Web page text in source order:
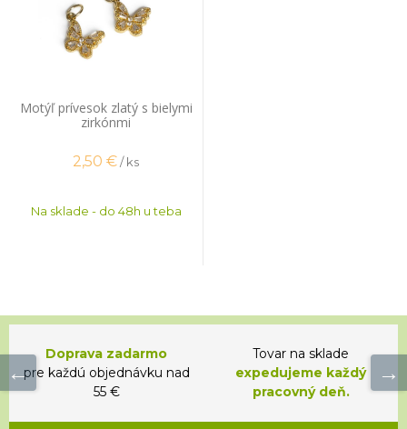
Motýľ prívesok zlatý s bielymi
zirkónmi
2,50 €/ ks
Na sklade - do 48h u teba
Doprava zadarmo
pre každú objednávku nad
55 €
Tovar na sklade
expedujeme každý
pracovný deň.